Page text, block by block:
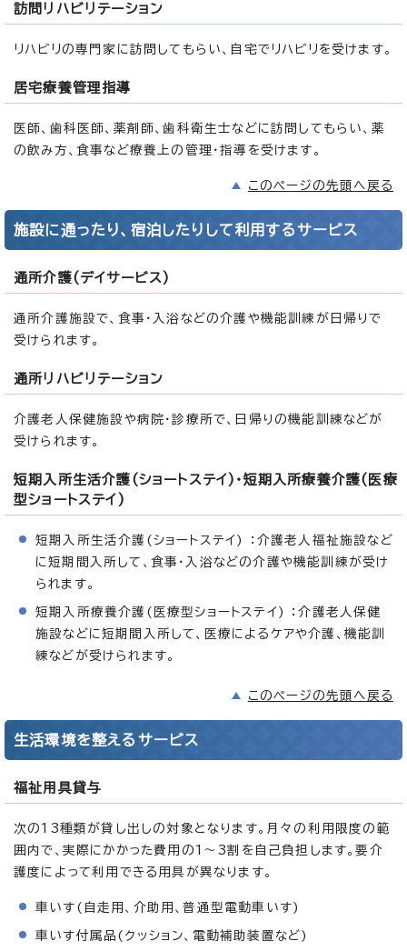
訪問リハビリテーション
リハビリの専門家に訪問してもらい、自宅でリハビリを受けます。
居宅療養管理指導
医師、歯科医師、薬剤師、歯科衛生士などに訪問してもらい、薬
の飲み方、食事など療養上の管理・指導を受けます。
このページの先頭へ戻る
施設に通ったり、宿泊したりして利用するサービス
通所介護(デイサービス)
通所介護施設で、食事・入浴などの介護や機能訓練が日帰りで
受けられます。
通所リハビリテーション
介護老人保健施設や病院・診療所で、日帰りの機能訓練などが
受けられます。
短期入所生活介護(ショートステイ)・短期入所療養介護(医療
型ショートステイ)
短期入所生活介護(ショートステイ) ：介護老人福祉施設など
に短期間入所して、食事・入浴などの介護や機能訓練が受け
られます。
短期入所療養介護(医療型ショートステイ) ：介護老人保健
施設などに短期間入所して、医療によるケアや介護、機能訓
練などが受けられます。
このページの先頭へ戻る
生活環境を整えるサービス
福祉用具貸与
次の13種類が貸し出しの対象となります。月々の利用限度の範
囲内で、実際にかかった費用の1～3割を自己負担します。要介
護度によって利用できる用具が異なります。
車いす(自走用、介助用、普通型電動車いす)
車いす付属品(クッション、電動補助装置など)